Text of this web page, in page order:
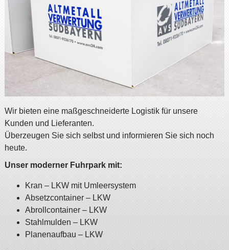
Wir bieten eine maßgeschneiderte Logistik für unsere
Kunden und Lieferanten.
Überzeugen Sie sich selbst und informieren Sie sich noch
heute.
Unser moderner Fuhrpark mit:
Kran – LKW mit Umleersystem
Absetzcontainer – LKW
Abrollcontainer – LKW
Stahlmulden – LKW
Planenaufbau – LKW